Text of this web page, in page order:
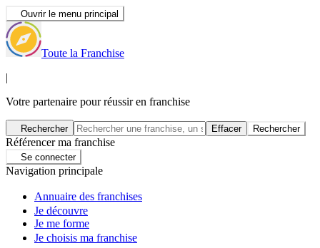
Ouvrir le menu principal
Toute la Franchise
|
Votre partenaire pour réussir en franchise
Rechercher Effacer Rechercher
Référencer ma franchise
Se connecter
Navigation principale
Annuaire des franchises
Je découvre
Je me forme
Je choisis ma franchise